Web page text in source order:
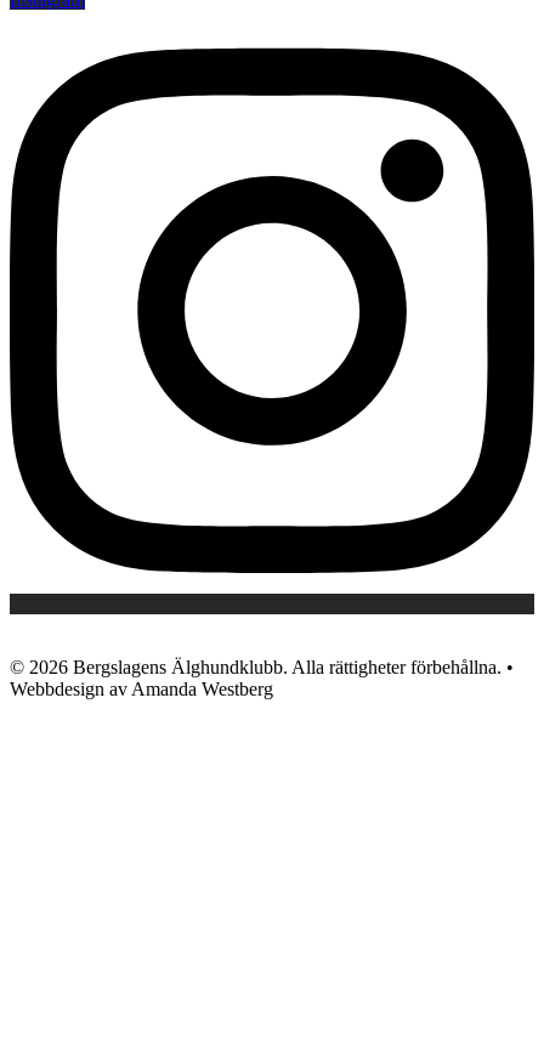
© 2026 Bergslagens Älghundklubb. Alla rättigheter förbehållna. •
Webbdesign av Amanda Westberg